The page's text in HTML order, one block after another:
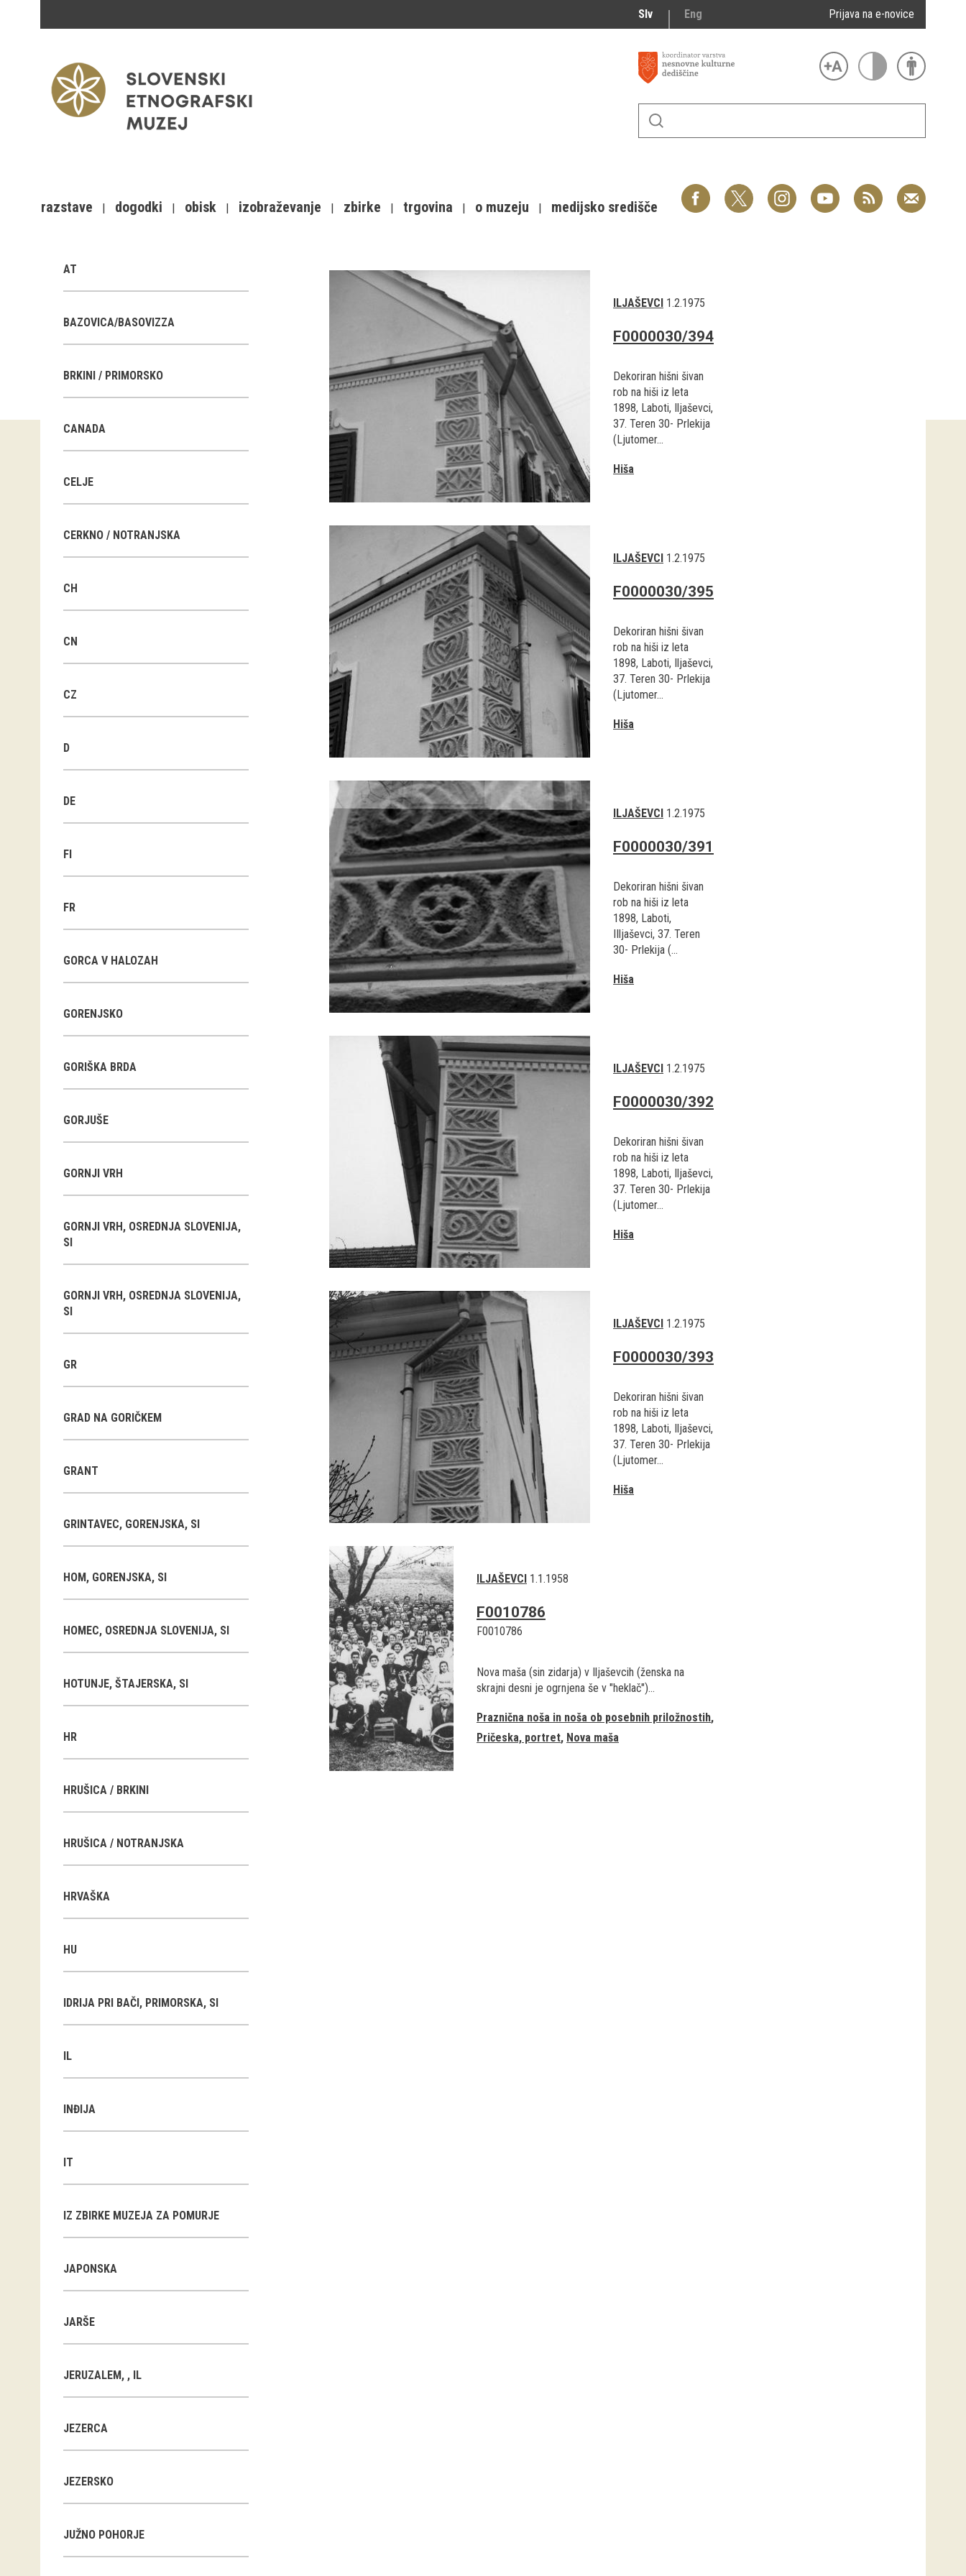
Slv Eng Prijava na e-novice
razstave dogodki obisk izobraževanje zbirke trgovina o muzeju medijsko središče
AT
BAZOVICA/BASOVIZZA
BRKINI / PRIMORSKO
CANADA
CELJE
CERKNO / NOTRANJSKA
CH
CN
CZ
D
DE
FI
FR
GORCA V HALOZAH
GORENJSKO
GORIŠKA BRDA
GORJUŠE
GORNJI VRH
GORNJI VRH, OSREDNJA SLOVENIJA,
SI
GORNJI VRH, OSREDNJA SLOVENIJA,
SI
GR
GRAD NA GORIČKEM
GRANT
GRINTAVEC, GORENJSKA, SI
HOM, GORENJSKA, SI
HOMEC, OSREDNJA SLOVENIJA, SI
HOTUNJE, ŠTAJERSKA, SI
HR
HRUŠICA / BRKINI
HRUŠICA / NOTRANJSKA
HRVAŠKA
HU
IDRIJA PRI BAČI, PRIMORSKA, SI
IL
INĐIJA
IT
IZ ZBIRKE MUZEJA ZA POMURJE
JAPONSKA
JARŠE
JERUZALEM, , IL
JEZERCA
JEZERSKO
JUŽNO POHORJE
ILJAŠEVCI 1.2.1975
F0000030/394
Dekoriran hišni šivan
rob na hiši iz leta
1898, Laboti, Iljaševci,
37. Teren 30- Prlekija
(Ljutomer...
Hiša
ILJAŠEVCI 1.2.1975
F0000030/395
Dekoriran hišni šivan
rob na hiši iz leta
1898, Laboti, Iljaševci,
37. Teren 30- Prlekija
(Ljutomer...
Hiša
ILJAŠEVCI 1.2.1975
F0000030/391
Dekoriran hišni šivan
rob na hiši iz leta
1898, Laboti,
IIljaševci, 37. Teren
30- Prlekija (...
Hiša
ILJAŠEVCI 1.2.1975
F0000030/392
Dekoriran hišni šivan
rob na hiši iz leta
1898, Laboti, Iljaševci,
37. Teren 30- Prlekija
(Ljutomer...
Hiša
ILJAŠEVCI 1.2.1975
F0000030/393
Dekoriran hišni šivan
rob na hiši iz leta
1898, Laboti, Iljaševci,
37. Teren 30- Prlekija
(Ljutomer...
Hiša
ILJAŠEVCI 1.1.1958
F0010786
F0010786
Nova maša (sin zidarja) v Iljaševcih (ženska na
skrajni desni je ogrnjena še v "heklač")...
Praznična noša in noša ob posebnih priložnostih
Pričeska, portret Nova maša